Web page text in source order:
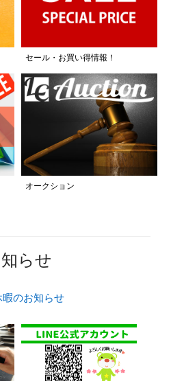
セール・お買い得情報！
オークション
らせ
暇のお知らせ